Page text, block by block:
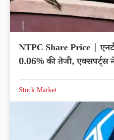
NTPC Share Price |
0.06% की तेजी,